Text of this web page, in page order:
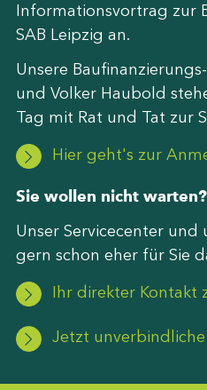
Informationsvortrag zur
SAB Leipzig an.
Unsere
und Volker Haubold
Tag mit Rat und Tat zur
Hier geht's zur
Sie wollen nicht warten?
Unser Servicecenter und
gern schon eher für Sie
Ihr direkter Kontakt
Jetzt